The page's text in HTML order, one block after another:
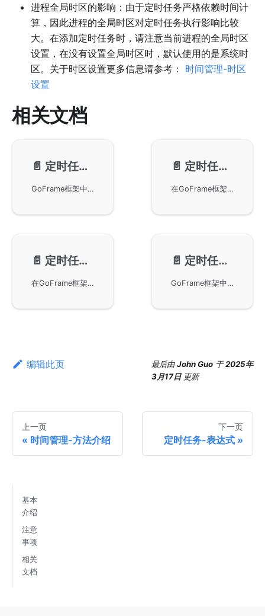
进程全局时区的影响：由于定时任务严格依赖时间计
算，因此进程的全局时区对定时任务执行影响比较
大。在添加定时任务时，请注意当前进程的全局时区
设置，在没有设置全局时区时，默认使用的是系统时
区。关于时区设置更多信息请参考： 时间管理-时区
设置
相关文档
📄️ 定时任务-表达式
GoFrame框架中定时任务的cron表达式及其使用技巧。cron表达式由六个字段组成，可实现从秒到周的时间调度。讲解了特殊字符的意义及其在表达式中的应用，通过多种预定义格式和间隔配置，使任务调度更加灵活可靠。
📄️ 定时任务-基本使用
在GoFrame框架中使用gcron来管理定时任务。你将学习如何添加、启动、停止、删除和搜索定时任务。此外，还涵盖了单例定时任务、单次定时任务以及运行指定次数的任务等高级功能。这些功能帮助开发者更高效地管理和调试应用内的定时任务，提高应用的性能和可靠性。
📄️ 定时任务-日志管理
在GoFrame框架中的gcron组件中进行日志管理。gcron支持设置日志输出文件和级别，默认记录错误级别日志。通过GoFrame框架的日志组件，用户可以复用日志的所有特性。文章中提供了Go代码示例，展示了如何设置和使用gcron的日志功能。
📄️ 定时任务-gcron与gtimer
GoFrame框架中定时任务模块gcron与定时器模块gtimer的区别。gtimer是高性能模块，适用于各种定时任务场景，包括TCP通信和游戏开发。gcron支持crontab语法，基于gtimer实现，为用户提供了便捷的定时任务管理方式。
编辑此页 最后由John Guo 于2025年
3月17日 更新
上一页
时间管理-方法介绍
下一页
定时任务-表达式
基本
介绍
注意
事项
相关
文档